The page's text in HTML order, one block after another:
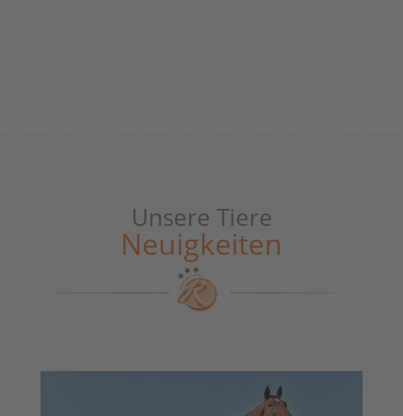
Unsere Tiere
Neuigkeiten